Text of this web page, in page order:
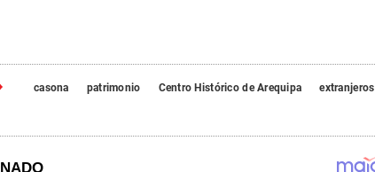
casona patrimonio Centro Histórico de Arequipa
extranjeros